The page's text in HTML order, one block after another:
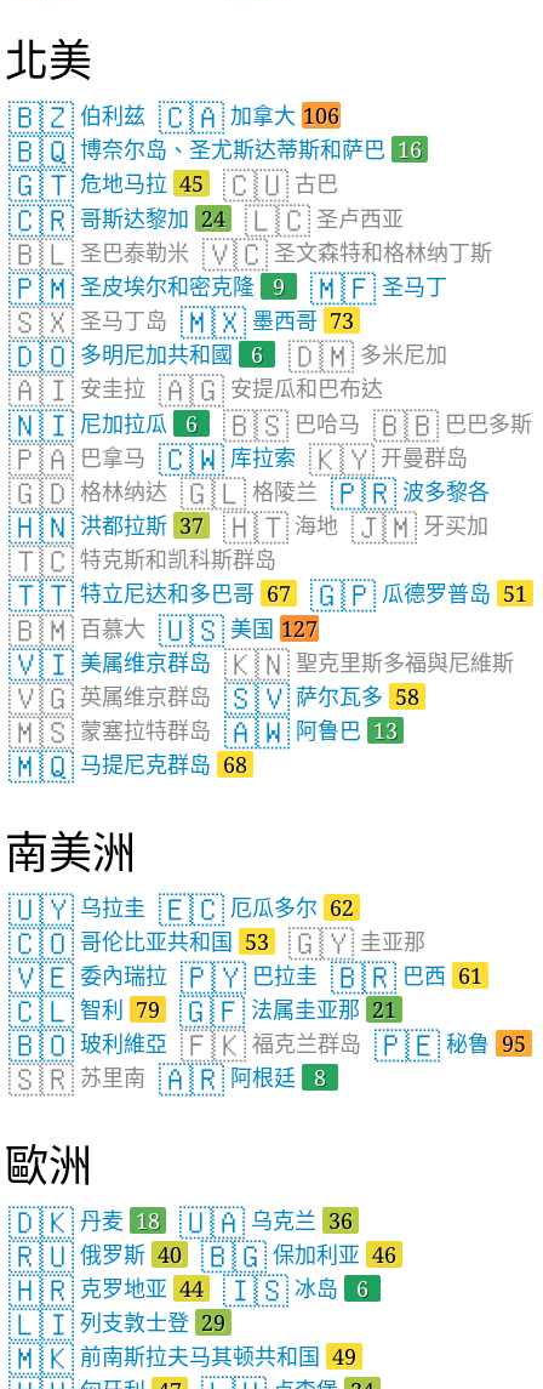
北美
🇧🇿 伯利兹 🇨🇦 加拿大 106
🇧🇶 博奈尔岛、圣尤斯达蒂斯和萨巴 16
🇬🇹 危地马拉 45 🇨🇺 古巴
🇨🇷 哥斯达黎加 24 🇱🇨 圣卢西亚
🇧🇱 圣巴泰勒米 🇻🇨 圣文森特和格林纳丁斯
🇵🇲 圣皮埃尔和密克隆 9 🇲🇫 圣马丁
🇸🇽 圣马丁岛 🇲🇽 墨西哥 73
🇩🇴 多明尼加共和國 6 🇩🇲 多米尼加
🇦🇮 安圭拉 🇦🇬 安提瓜和巴布达
🇳🇮 尼加拉瓜 6 🇧🇸 巴哈马 🇧🇧 巴巴多斯
🇵🇦 巴拿马 🇨🇼 库拉索 🇰🇾 开曼群岛
🇬🇩 格林纳达 🇬🇱 格陵兰 🇵🇷 波多黎各
🇭🇳 洪都拉斯 37 🇭🇹 海地 🇯🇲 牙买加
🇹🇨 特克斯和凯科斯群岛
🇹🇹 特立尼达和多巴哥 67 🇬🇵 瓜德罗普岛 51
🇧🇲 百慕大 🇺🇸 美国 127
🇻🇮 美属维京群岛 🇰🇳 聖克里斯多福與尼維斯
🇻🇬 英属维京群岛 🇸🇻 萨尔瓦多 58
🇲🇸 蒙塞拉特群岛 🇦🇼 阿鲁巴 13
🇲🇶 马提尼克群岛 68
南美洲
🇺🇾 乌拉圭 🇪🇨 厄瓜多尔 62
🇨🇴 哥伦比亚共和国 53 🇬🇾 圭亚那
🇻🇪 委內瑞拉 🇵🇾 巴拉圭 🇧🇷 巴西 61
🇨🇱 智利 79 🇬🇫 法属圭亚那 21
🇧🇴 玻利維亞 🇫🇰 福克兰群岛 🇵🇪 秘鲁 95
🇸🇷 苏里南 🇦🇷 阿根廷 8
歐洲
🇩🇰 丹麦 18 🇺🇦 乌克兰 36
🇷🇺 俄罗斯 40 🇧🇬 保加利亚 46
🇭🇷 克罗地亚 44 🇮🇸 冰岛 6
🇱🇮 列支敦士登 29
🇲🇰 前南斯拉夫马其顿共和国 49